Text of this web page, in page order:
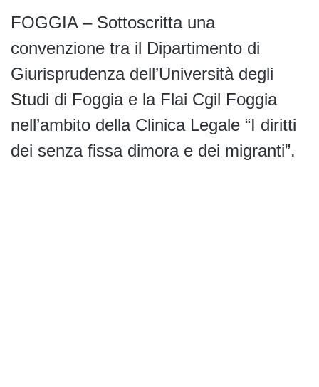
FOGGIA – Sottoscritta una
convenzione tra il Dipartimento di
Giurisprudenza dell’Università degli
Studi di Foggia e la Flai Cgil Foggia
nell’ambito della Clinica Legale “I diritti
dei senza fissa dimora e dei migranti”.